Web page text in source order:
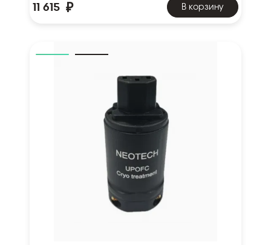
11 615 ₽ В корзину